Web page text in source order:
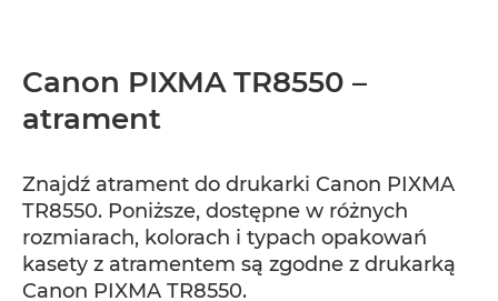
Canon PIXMA TR8550 –
atrament
Znajdź atrament do drukarki Canon PIXMA
TR8550. Poniższe, dostępne w różnych
rozmiarach, kolorach i typach opakowań
kasety z atramentem są zgodne z drukarką
Canon PIXMA TR8550.